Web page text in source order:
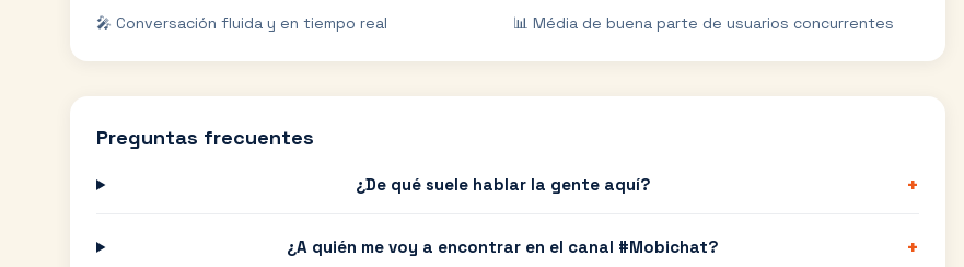
🎤 Conversación fluida y en tiempo real
📊 Média de buena parte de usuarios concurrentes
Preguntas frecuentes
¿De qué suele hablar la gente aquí? +
¿A quién me voy a encontrar en el canal #Mobichat? +